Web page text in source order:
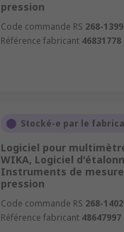
pression
Code commande RS 268-1399
Référence fabricant 46831778
Stocké-e par le
Logiciel pour
WIKA, Logiciel
Instruments de
pression
Code commande RS 268-1402
Référence fabricant 48647997